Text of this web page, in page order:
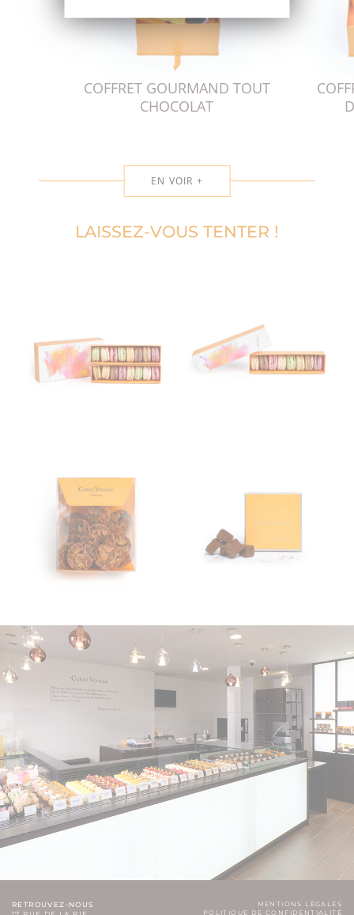
COFFRET GOURMAND TOUT
CHOCOLAT
COFFRET GOURMAND
PRESTIGE
EN VOIR +
LAISSEZ-VOUS TENTER !
RETROUVEZ-NOUS
MENTIONS LÉGALES
POLITIQUE DE CONFIDENTIALITÉ